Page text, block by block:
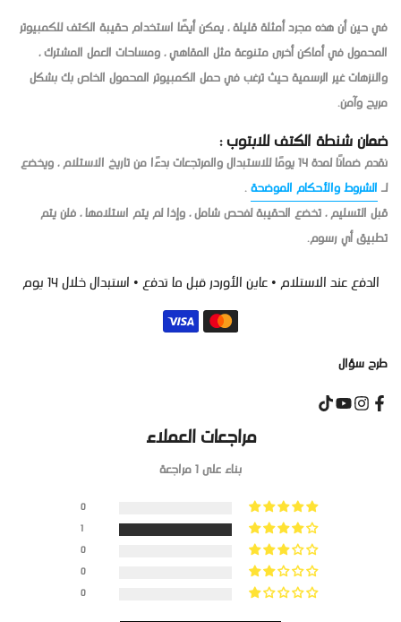
في حين أن هذه مجرد أمثلة قليلة ، يمكن أيضًا استخدام حقيبة الكتف للكمبيوتر
المحمول في أماكن أخرى متنوعة مثل المقاهي ، ومساحات العمل المشترك ،
والنزهات غير الرسمية حيث ترغب في حمل الكمبيوتر المحمول الخاص بك بشكل
مريح وآمن.
ضمان شنطة الكتف للابتوب :
نقدم ضمانًا لمدة 14 يومًا للاستبدال والمرتجعات بدءًا من تاريخ الاستلام ، ويخضع
لـ الشروط والأحكام الموضحة.
قبل التسليم ، تخضع الحقيبة لفحص شامل ، وإذا لم يتم استلامها ، فلن يتم
تطبيق أي رسوم.
الدفع عند الاستلام • عاين الأوردر قبل ما تدفع • استبدال خلال 14 يوم
طرح سؤال
مراجعات العملاء
بناء على 1 مراجعة
0
1
0
0
0